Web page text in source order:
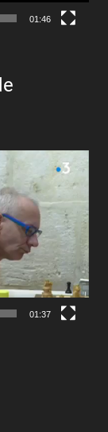
01:46
01:37